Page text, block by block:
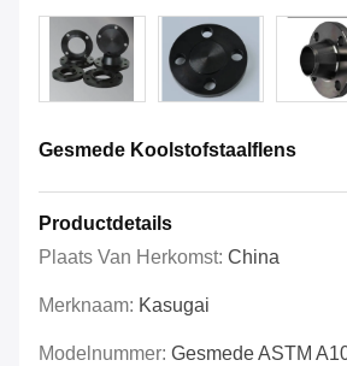
Gesmede Koolstofstaalflens
Productdetails
Plaats Van Herkomst: China
Merknaam: Kasugai
Modelnummer: Gesmede ASTM